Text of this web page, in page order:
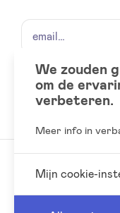
naam
email
Social
accounts
LinkedIn
© 2026
We zouden
om de
verbeteren.
Meer info in
Mijn cookie-